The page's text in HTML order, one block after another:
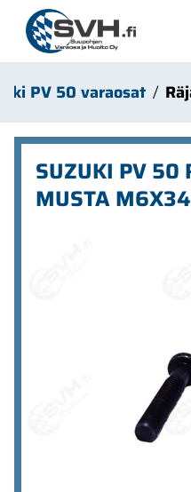
Siirry pääsisältöön
PV 50 varaosat
SUZUKI PV 50
MUSTA M6X34